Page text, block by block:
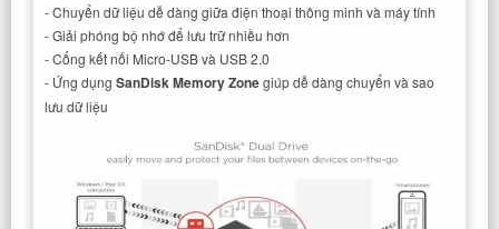
- Chuyển dữ liệu dễ dàng giữa điện thoại thông minh và máy tính
- Giải phóng bộ nhớ để lưu trữ nhiều hơn
- Cổng kết nối Micro-USB và USB 2.0
- Ứng dụng SanDisk Memory Zonegiúp dễ dàng chuyển và sao
lưu dữ liệu